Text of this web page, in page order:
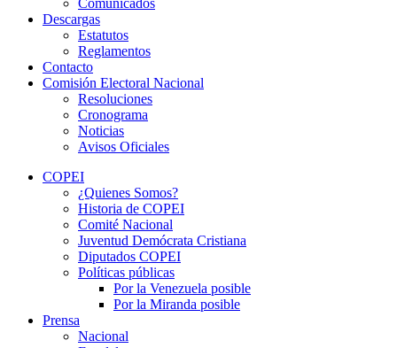
Comunicados
Descargas
Estatutos
Reglamentos
Contacto
Comisión Electoral Nacional
Resoluciones
Cronograma
Noticias
Avisos Oficiales
COPEI
¿Quienes Somos?
Historia de COPEI
Comité Nacional
Juventud Demócrata Cristiana
Diputados COPEI
Políticas públicas
Por la Venezuela posible
Por la Miranda posible
Prensa
Nacional